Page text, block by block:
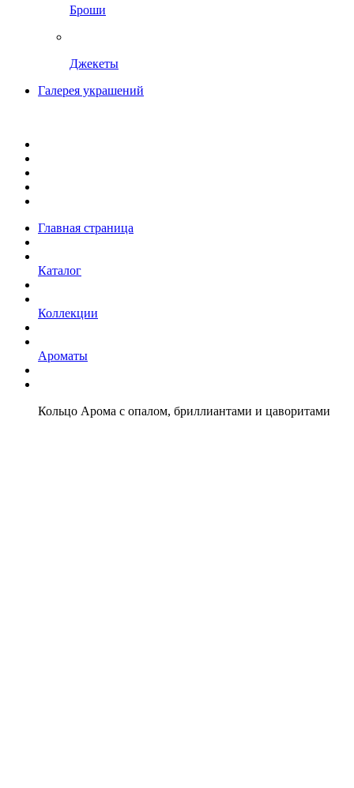
Броши
Джекеты
Галерея украшений
Главная страница
Каталог
Коллекции
Ароматы
Кольцо Арома с опалом, бриллиантами и цаворитами